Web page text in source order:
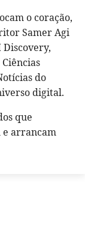
o coração,
Samer Agi
do
digital.
que
e arrancam